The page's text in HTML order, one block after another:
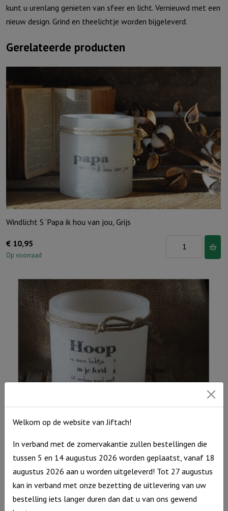
kunt u urenlang genieten van sfeer en licht. Vernieuwd met een
nieuw design. Grind en theelichtje worden bijgeleverd.
Gerelateerde producten
Windlicht S ‘Papa ik hou van jou, Grijs
€ 10,95
Op voorraad
Windlicht
ik
hou
15,95
Uitverkocht
Welkom op de website van Jiftach!
In verband met de zomervakantie zullen bestellingen die
tussen 5 en 14 augustus 2026 worden geplaatst, vanaf 18
augustus 2026 aan u worden uitgeleverd! Tot 27 augustus
kan in verband met onze bezetting de uitlevering van uw
bestelling iets langer duren dan dat u van ons gewend